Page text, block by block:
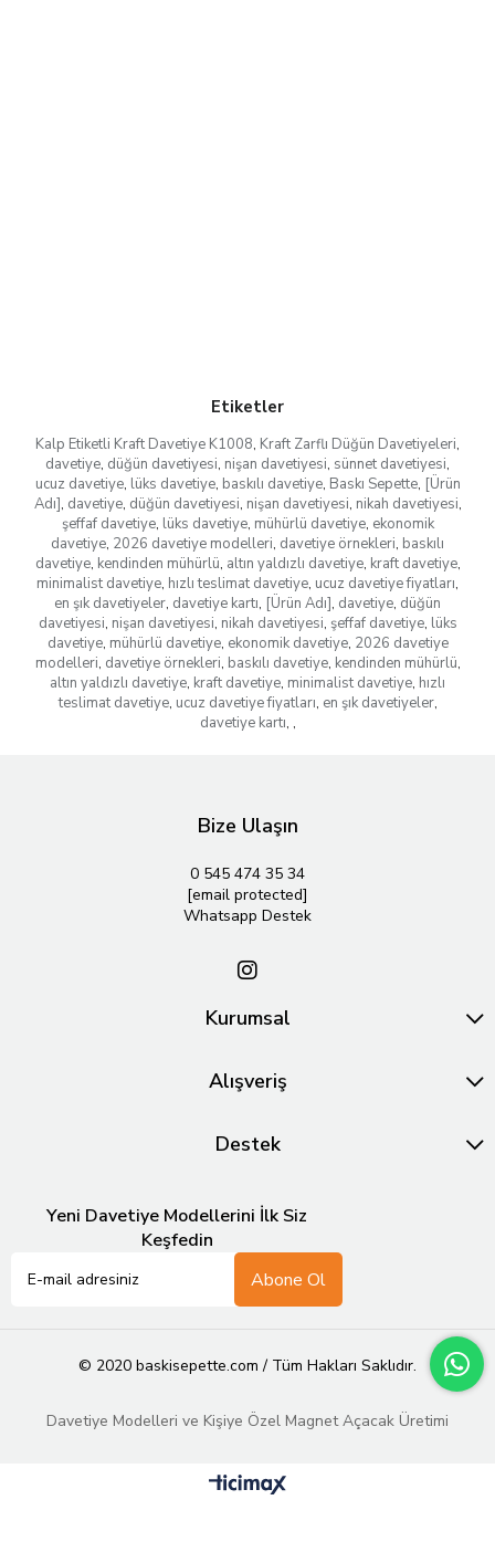
Etiketler
Kalp Etiketli Kraft Davetiye K1008, Kraft Zarflı Düğün Davetiyeleri,
davetiye, düğün davetiyesi, nişan davetiyesi, sünnet davetiyesi,
ucuz davetiye, lüks davetiye, baskılı davetiye, Baskı Sepette, [Ürün
Adı], davetiye, düğün davetiyesi, nişan davetiyesi, nikah davetiyesi,
şeffaf davetiye, lüks davetiye, mühürlü davetiye, ekonomik
davetiye, 2026 davetiye modelleri, davetiye örnekleri, baskılı
davetiye, kendinden mühürlü, altın yaldızlı davetiye, kraft davetiye,
minimalist davetiye, hızlı teslimat davetiye, ucuz davetiye fiyatları,
en şık davetiyeler, davetiye kartı, [Ürün Adı], davetiye, düğün
davetiyesi, nişan davetiyesi, nikah davetiyesi, şeffaf davetiye, lüks
davetiye, mühürlü davetiye, ekonomik davetiye, 2026 davetiye
modelleri, davetiye örnekleri, baskılı davetiye, kendinden mühürlü,
altın yaldızlı davetiye, kraft davetiye, minimalist davetiye, hızlı
teslimat davetiye, ucuz davetiye fiyatları, en şık davetiyeler,
davetiye kartı, ,
Bize Ulaşın
0 545 474 35 34
[email protected]
Whatsapp Destek
Kurumsal
Alışveriş
Destek
Yeni Davetiye Modellerini İlk Siz
Keşfedin
Abone Ol
© 2020 baskisepette.com / Tüm Hakları Saklıdır.
Davetiye Modelleri ve Kişiye Özel Magnet Açacak Üretimi